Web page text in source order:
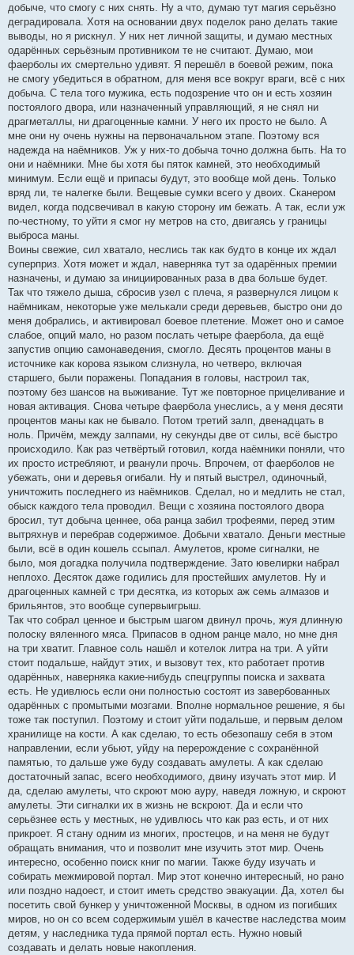
добыче, что смогу с них снять. Ну а что, думаю тут магия серьёзно
деградировала. Хотя на основании двух поделок рано делать такие
выводы, но я рискнул. У них нет личной защиты, и думаю местных
одарённых серьёзным противником те не считают. Думаю, мои
фаерболы их смертельно удивят. Я перешёл в боевой режим, пока
не смогу убедиться в обратном, для меня все вокруг враги, всё с них
добыча. С тела того мужика, есть подозрение что он и есть хозяин
постоялого двора, или назначенный управляющий, я не снял ни
драгметаллы, ни драгоценные камни. У него их просто не было. А
мне они ну очень нужны на первоначальном этапе. Поэтому вся
надежда на наёмников. Уж у них-то добыча точно должна быть. На то
они и наёмники. Мне бы хотя бы пяток камней, это необходимый
минимум. Если ещё и припасы будут, это вообще мой день. Только
вряд ли, те налегке были. Вещевые сумки всего у двоих. Сканером
видел, когда подсвечивал в какую сторону им бежать. А так, если уж
по-честному, то уйти я смог ну метров на сто, двигаясь у границы
выброса маны.
Воины свежие, сил хватало, неслись так как будто в конце их ждал
суперприз. Хотя может и ждал, наверняка тут за одарённых премии
назначены, и думаю за инициированных раза в два больше будет.
Так что тяжело дыша, сбросив узел с плеча, я развернулся лицом к
наёмникам, некоторые уже мелькали среди деревьев, быстро они до
меня добрались, и активировал боевое плетение. Может оно и самое
слабое, опций мало, но разом послать четыре фаербола, да ещё
запустив опцию самонаведения, смогло. Десять процентов маны в
источнике как корова языком слизнула, но четверо, включая
старшего, были поражены. Попадания в головы, настроил так,
поэтому без шансов на выживание. Тут же повторное прицеливание и
новая активация. Снова четыре фаербола унеслись, а у меня десяти
процентов маны как не бывало. Потом третий залп, двенадцать в
ноль. Причём, между залпами, ну секунды две от силы, всё быстро
происходило. Как раз четвёртый готовил, когда наёмники поняли, что
их просто истребляют, и рванули прочь. Впрочем, от фаерболов не
убежать, они и деревья огибали. Ну и пятый выстрел, одиночный,
уничтожить последнего из наёмников. Сделал, но и медлить не стал,
обыск каждого тела проводил. Вещи с хозяина постоялого двора
бросил, тут добыча ценнее, оба ранца забил трофеями, перед этим
вытряхнув и перебрав содержимое. Добычи хватало. Деньги местные
были, всё в один кошель ссыпал. Амулетов, кроме сигналки, не
было, моя догадка получила подтверждение. Зато ювелирки набрал
неплохо. Десяток даже годились для простейших амулетов. Ну и
драгоценных камней с три десятка, из которых аж семь алмазов и
брильянтов, это вообще супервыигрыш.
Так что собрал ценное и быстрым шагом двинул прочь, жуя длинную
полоску вяленного мяса. Припасов в одном ранце мало, но мне дня
на три хватит. Главное соль нашёл и котелок литра на три. А уйти
стоит подальше, найдут этих, и вызовут тех, кто работает против
одарённых, наверняка какие-нибудь спецгруппы поиска и захвата
есть. Не удивлюсь если они полностью состоят из завербованных
одарённых с промытыми мозгами. Вполне нормальное решение, я бы
тоже так поступил. Поэтому и стоит уйти подальше, и первым делом
хранилище на кости. А как сделаю, то есть обезопашу себя в этом
направлении, если убьют, уйду на перерождение с сохранённой
памятью, то дальше уже буду создавать амулеты. А как сделаю
достаточный запас, всего необходимого, двину изучать этот мир. И
да, сделаю амулеты, что скроют мою ауру, наведя ложную, и скроют
амулеты. Эти сигналки их в жизнь не вскроют. Да и если что
серьёзнее есть у местных, не удивлюсь что как раз есть, и от них
прикроет. Я стану одним из многих, простецов, и на меня не будут
обращать внимания, что и позволит мне изучить этот мир. Очень
интересно, особенно поиск книг по магии. Также буду изучать и
собирать межмировой портал. Мир этот конечно интересный, но рано
или поздно надоест, и стоит иметь средство эвакуации. Да, хотел бы
посетить свой бункер у уничтоженной Москвы, в одном из погибших
миров, но он со всем содержимым ушёл в качестве наследства моим
детям, у наследника туда прямой портал есть. Нужно новый
создавать и делать новые накопления.